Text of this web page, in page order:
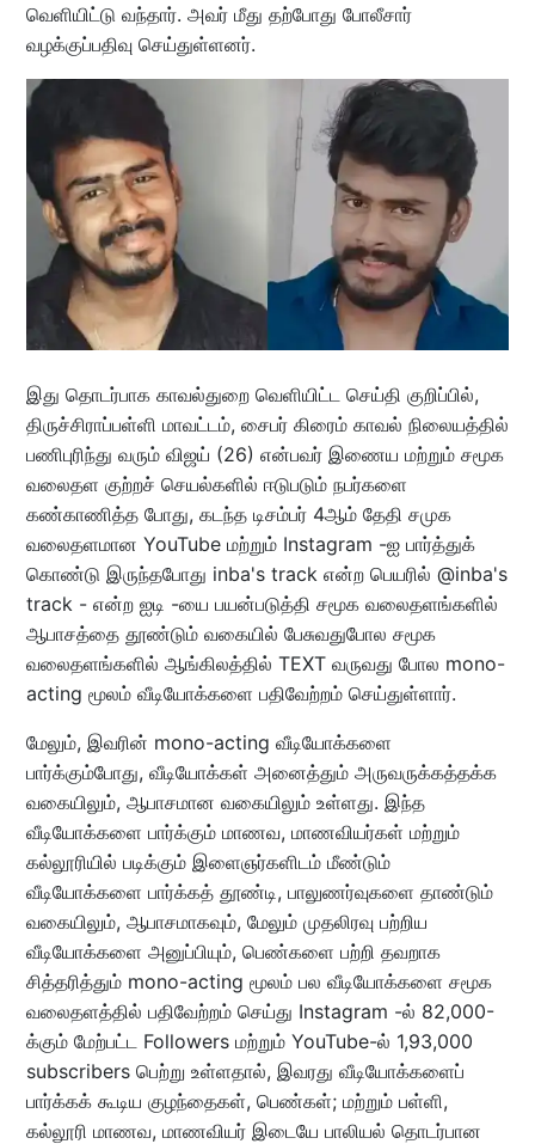
வெளியிட்டு வந்தார். அவர் மீது தற்போது போலீசார்
வழக்குப்பதிவு செய்துள்ளனர்.
இது தொடர்பாக காவல்துறை வெளியிட்ட செய்தி குறிப்பில்,
திருச்சிராப்பள்ளி மாவட்டம்‌, சைபர்‌ கிரைம்‌ காவல்‌ நிலையத்தில்‌
பணிபுரிந்து வரும்‌ விஜய்‌ (26) என்பவர்‌ இணைய மற்றும்‌ சமூக
வலைதள குற்றச் செயல்களில்‌ ஈடுபடும்‌ நபர்களை
கண்காணித்த போது, கடந்த டிசம்பர் 4ஆம்‌ தேதி சமுக
வலைதளமான YouTube மற்றும்‌ Instagram -ஐ பார்த்துக்‌
கொண்டு இருந்தபோது inba's track என்ற பெயரில்‌ @inba's
track - என்ற ஐடி -யை பயன்படுத்தி சமூக வலைதளங்களில்‌
ஆபாசத்தை தூண்டும்‌ வகையில்‌ பேசுவதுபோல சமூக
வலைதளங்களில்‌ ஆங்கிலத்தில்‌ TEXT வருவது போல mono-
acting மூலம்‌ வீடியோக்களை பதிவேற்றம்‌ செய்துள்ளார்‌.
மேலும்‌, இவரின்‌ mono-acting வீடியோக்களை
பார்க்கும்போது, வீடியோக்கள்‌ அனைத்தும்‌ அருவருக்கத்தக்க
வகையிலும்‌, ஆபாசமான வகையிலும்‌ உள்ளது. இந்த
வீடியோக்களை பார்க்கும்‌ மாணவ, மாணவியர்கள்‌ மற்றும்‌
கல்லூரியில்‌ படிக்கும்‌ இளைஞர்களிடம்‌ மீண்டும்‌
வீடியோக்களை பார்க்கத் தூண்டி, பாலுணர்வுகளை தாண்டும்‌
வகையிலும்‌, ஆபாசமாகவும்‌, மேலும்‌ முதலிரவு பற்றிய
வீடியோக்களை அனுப்பியும்‌, பெண்களை பற்றி தவறாக
சித்தரித்தும்‌ mono-acting மூலம்‌ பல வீடியோக்களை சமூக
வலைதளத்தில்‌ பதிவேற்றம்‌ செய்து Instagram -ல்‌ 82,000-
க்கும்‌ மேற்பட்ட Followers மற்றும்‌ YouTube-ல்‌ 1,93,000
subscribers பெற்று உள்ளதால்‌, இவரது வீடியோக்களைப்‌
பார்க்கக்‌ கூடிய குழந்தைகள்‌, பெண்கள்‌; மற்றும்‌ பள்ளி,
கல்லூரி மாணவ, மாணவியர்‌ இடையே பாலியல்‌ தொடர்பான